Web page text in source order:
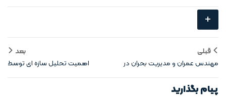
+
قبلی
مهندس عمران و مدیریت بحران در
پروژه‌
بعد
اهمیت تحلیل سازه‌ ای توسط
مهندس عمران
پیام بگذارید